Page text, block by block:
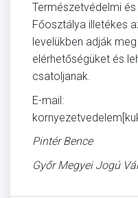
Természetvédelmi
Főosztálya illetékes
levelükben adják
elérhetőségüket és
csatoljanak.
E-mail:
Pintér Bence
Győr Megyei Jogú